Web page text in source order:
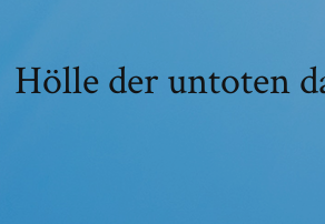
Hölle der untoten